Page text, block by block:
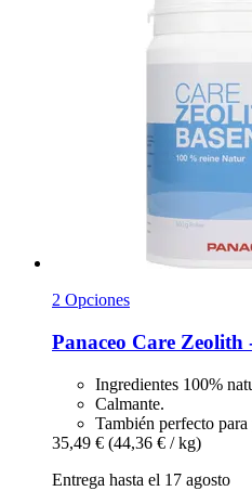
2 Opciones
Panaceo Care Zeolith
Ingredientes 100%
Calmante.
También perfecto
35,49 € (44,36 € / kg)
Entrega hasta el 17 agosto